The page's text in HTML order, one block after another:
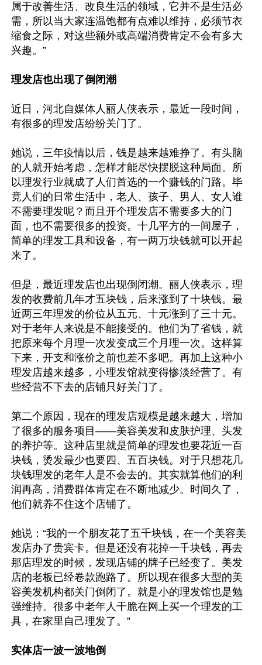
属于改善生活、改良生活的领域，它并不是生活必
需，所以当大家连温饱都有点难以维持，必须节衣
缩食之际，对这些额外或高端消费肯定不会有多大
兴趣。”
理发店也出现了倒闭潮
近日，河北自媒体人丽人侠表示，最近一段时间，
有很多的理发店纷纷关门了。
她说，三年疫情以后，钱是越来越难挣了。有头脑
的人就开始考虑，怎样才能尽快摆脱这种局面。所
以理发行业就成了人们首选的一个赚钱的门路。毕
竟人们的日常生活中，老人、孩子、男人、女人谁
不需要理发呢？而且开个理发店不需要多大的门
面，也不需要很多的投资。十几平方的一间屋子，
简单的理发工具和设备，有一两万块钱就可以开起
来了。
但是，最近理发店也出现倒闭潮。丽人侠表示，理
发的收费前几年才五块钱，后来涨到了十块钱。最
近两三年理发的价位从五元、十元涨到了三十元。
对于老年人来说是不能接受的。他们为了省钱，就
把原来每个月理一次发变成三个月理一次。这样算
下来，开支和涨价之前也差不多吧。再加上这种小
理发店越来越多，小理发馆就变得惨淡经营了。有
些经营不下去的店铺只好关门了。
第二个原因，现在的理发店规模是越来越大，增加
了很多的服务项目——美容美发和皮肤护理、头发
的养护等。这种店里就是简单的理发也要花近一百
块钱，烫发最少也要四、五百块钱。对于只想花几
块钱理发的老年人是不会去的。其实就算他们的利
润再高，消费群体肯定在不断地减少。时间久了，
他们就养不住这个店铺了。
她说：“我的一个朋友花了五千块钱，在一个美容美
发店办了贵宾卡。但是还没有花掉一千块钱，再去
那店理发的时候，发现店铺的牌子已经变了。美发
店的老板已经卷款跑路了。所以现在很多大型的美
容美发机构都关门倒闭了。就是小的理发馆也是勉
强维持。很多中老年人干脆在网上买一个理发的工
具，在家里自己理发了。”
实体店一波一波地倒